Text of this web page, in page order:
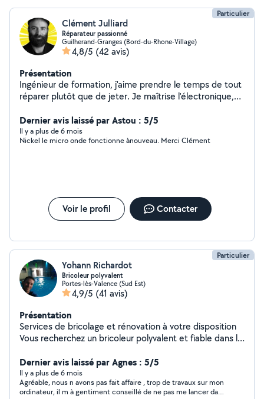
Particulier
Clément Julliard
Réparateur passionné
Guilherand-Granges (Bord-du-Rhone-Village)
4,8/5 (42 avis)
Présentation
Ingénieur de formation, j'aime prendre le temps de tout
réparer plutôt que de jeter. Je maîtrise l'électronique,
le bois et faire des bricolages en tout genre
Dernier avis laissé par Astou : 5/5
Il y a plus de 6 mois
Nickel le micro onde fonctionne ànouveau. Merci Clément
Voir le profil Contacter
Particulier
Yohann Richardot
Bricoleur polyvalent
Portes-lès-Valence (Sud Est)
4,9/5 (41 avis)
Présentation
Services de bricolage et rénovation à votre disposition
Vous recherchez un bricoleur polyvalent et fiable dans la
expérience à votre service : Peinture & décoration
Électricité & plomberie Cuisine & menuiserie Véranda &
aménagement intérieur Domotique & informatique
Dernier avis laissé par Agnes : 5/5
Il y a plus de 6 mois
Agréable, nous n avons pas fait affaire , trop de travaux sur mon
ordinateur, il m à gentiment conseillé de ne pas me lancer dans